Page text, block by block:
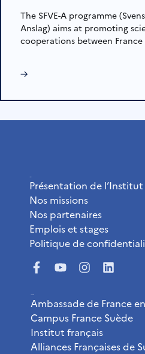
The SFVE-A programme
Anslag) aims at promoting
cooperations between France
→
Présentation de l’Institut
Nos missions
Nos partenaires
Emplois et stages
Politique de
Ambassade de France
Campus France Suède
Institut français
Alliances Françaises de